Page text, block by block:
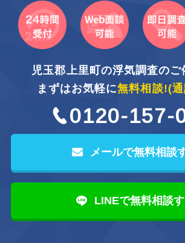
児玉郡上里町の浮気調査のご
まずはお気軽に無料相談!(
0120-157-
メールで無料相談
LINEで無料相談